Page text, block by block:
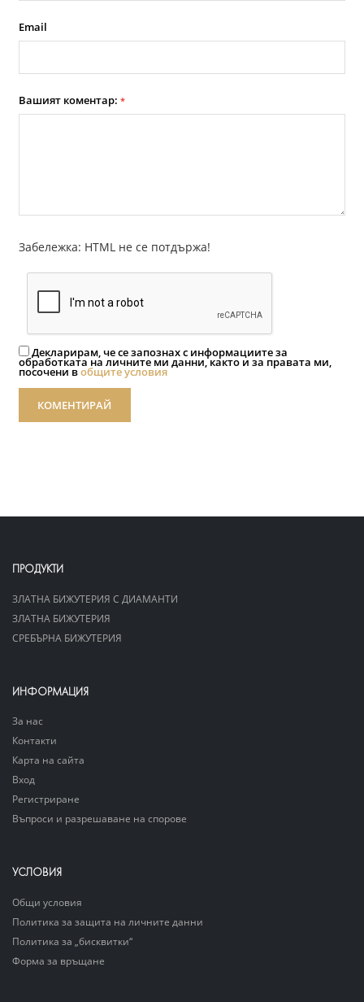
Email
Вашият коментар: *
Забележка: HTML не се потдържа!
Декларирам, че се запознах с информациите за
обработката на личните ми данни, както и за правата ми,
посочени вобщите условия
КОМЕНТИРАЙ
ПРОДУКТИ
ЗЛАТНА БИЖУТЕРИЯ С ДИАМАНТИ
ЗЛАТНА БИЖУТЕРИЯ
СРЕБЪРНА БИЖУТЕРИЯ
ИНФОРМАЦИЯ
За нас
Контакти
Карта на сайта
Вход
Регистриране
Въпроси и разрешаване на спорове
УСЛОВИЯ
Общи условия
Политика за защита на личните данни
Политика за „бисквитки“
Форма за връщане